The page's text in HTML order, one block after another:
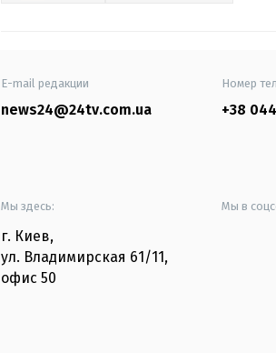
E-mail редакции
news24@24tv.com.ua
Номер
+38
Мы здесь:
г. Киев,
ул. Владимирская 61/11,
офис 50
Мы в